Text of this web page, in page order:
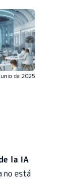
de 2025
la IA
no está